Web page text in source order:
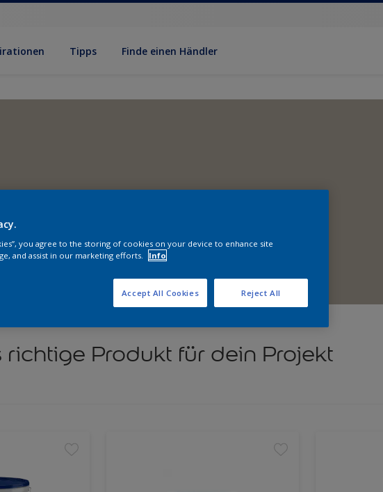
Tipps Finde einen Händler
richtige Produkt für dein Projekt
you agree to the storing of cookies on your device to enhance site
and assist in our marketing efforts.
Info
Reject All
Accept All Cookies